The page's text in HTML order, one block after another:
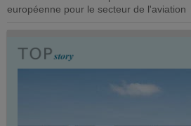
européenne pour le secteur de l'aviation